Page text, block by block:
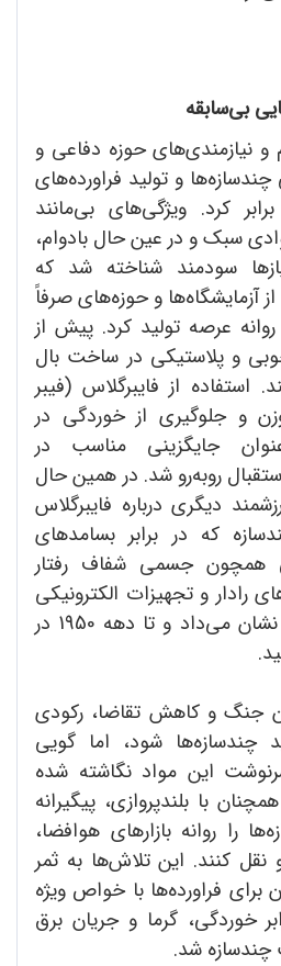
بی‌سابقه
نیازمندی‌های حوزه دفاعی و
و تولید فراورده‌های
کرد. ویژگی‌های بی‌مانند
سبک و در عین حال بادوام،
سودمند شناخته شد که
آزمایشگاه‌ها و حوزه‌های صرفاً
عرصه تولید کرد. پیش از
و پلاستیکی در ساخت بال
استفاده از فایبرگلاس (فیبر
و جلوگیری از خوردگی در
جایگزینی مناسب در
روبه‌رو شد. در همین حال
دیگری درباره فایبرگلاس
که در برابر بسامدهای
همچون جسمی شفاف رفتار
رادار و تجهیزات الکترونیکی
کارایی مناسبی از خود نشان می‌داد و تا دهه 1950 در
جنگ و کاهش تقاضا، رکودی
چندسازه‌ها شود، اما گویی
این مواد نگاشته شده
با بلندپروازی، پیگیرانه
را روانه بازارهای هوافضا،
کنند. این تلاش‌ها به ثمر
برای فراورده‌ها با خواص ویژه
خوردگی، گرما و جریان برق
شد.